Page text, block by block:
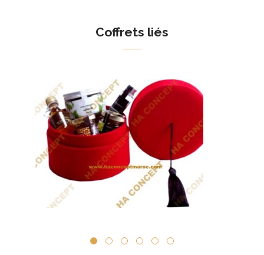
Coffrets liés